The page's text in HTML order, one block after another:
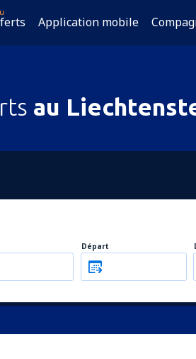
Application mobile
au
Départ